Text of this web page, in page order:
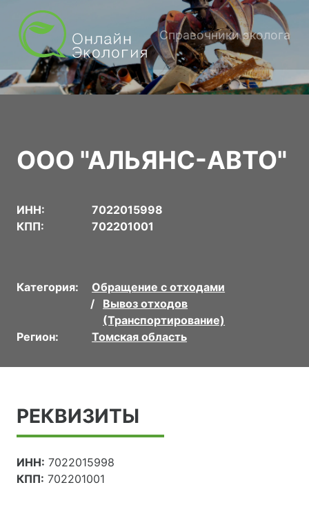
Справочники эколога
ООО "АЛЬЯНС-АВТО"
ИНН:
7022015998
КПП:
702201001
Категория:
Обращение с отходами
Вывоз отходов
(Транспортирование)
Регион:
Томская область
РЕКВИЗИТЫ
ИНН: 7022015998
КПП: 702201001